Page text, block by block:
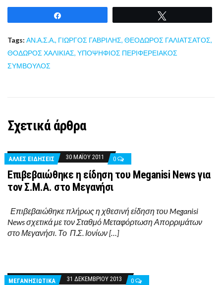
Tags: ΑΝ.Α.Σ.Α., ΓΙΩΡΓΟΣ ΓΑΒΡΙΛΗΣ, ΘΕΟΔΩΡΟΣ ΓΑΛΙΑΤΣΑΤΟΣ,
ΘΟΔΩΡΟΣ ΧΑΛΙΚΙΑΣ, ΥΠΟΨΗΦΙΟΣ ΠΕΡΙΦΕΡΕΙΑΚΟΣ
ΣΥΜΒΟΥΛΟΣ
Σχετικά άρθρα
ΑΛΛΕΣ ΕΙΔΗΣΕΙΣ 30 ΜΑΪ́ΟΥ 2011 0
Επιβεβαιώθηκε η είδηση του Meganisi News για
τον Σ.Μ.Α. στο Μεγανήσι
Επιβεβαιώθηκε πλήρως η χθεσινή είδηση του Meganisi
News σχετικά με τον Σταθμό Μεταφόρτωση Απορριμάτων
στο Μεγανήσι. Το Π.Σ. Ιονίων […]
ΜΕΓΑΝΗΣΙΩΤΙΚΑ 31 ΔΕΚΕΜΒΡΊΟΥ 2013 0